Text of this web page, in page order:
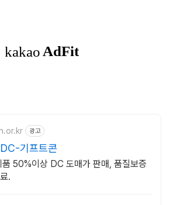
광고
기프트콘
품 50%이상 DC 도매가 판매, 품질보증
.